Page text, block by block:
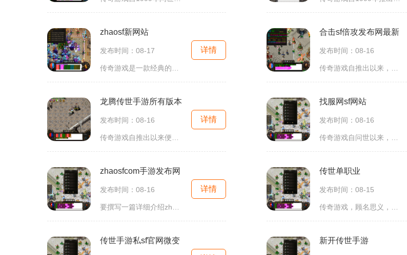
zhaosf新网站
发布时间：08-17 详情
合击sf倍攻发布网最新
发布时间：08-16
龙腾传世手游所有版本
发布时间：08-16 详情
找服网sf网站
发布时间：08-16
zhaosfcom手游发布网
发布时间：08-16 详情
传世单职业
发布时间：08-15
传世手游私sf官网微变 新开传世手游